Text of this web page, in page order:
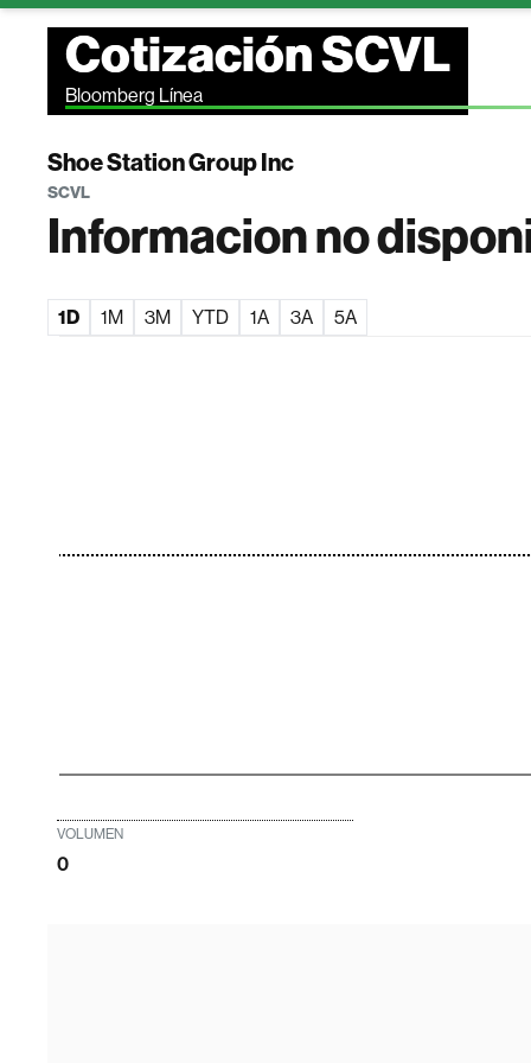
Cotización SCVL
Bloomberg Línea
Shoe Station Group Inc
SCVL
Informacion no
1D 1M 3M YTD 1A 3A 5A
VOLUMEN
0